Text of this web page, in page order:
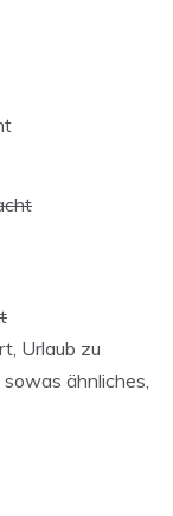
Urlaub zu
ähnliches,